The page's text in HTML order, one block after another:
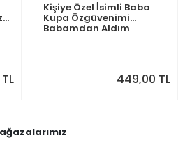
Kişiye Özel İsimli Baba
Kupa Özgüvenimi
Babamdan Aldım
449,00 TL